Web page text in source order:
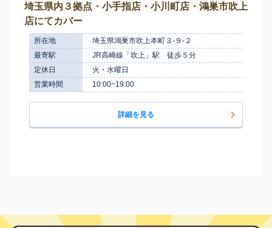
埼玉県内３拠点・小手指店・小川町店・鴻巣市吹上
店にてカバー
所在地
埼玉県鴻巣市吹上本町３-９-２
最寄駅
JR高崎線「吹上」駅 徒歩５分
定休日
火・水曜日
営業時間
10:00~19:00
詳細を見る